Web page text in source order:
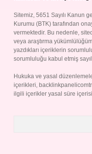
Sitemiz, 5651 Sayılı Kanun
Kurumu (BTK) tarafından
vermektedir. Bu nedenle,
veya araştırma
yazdıkları içeriklerin
sorumluluğu kabul etmiş
Hukuka ve yasal
içerikleri,
ilgili içerikler yasal süre